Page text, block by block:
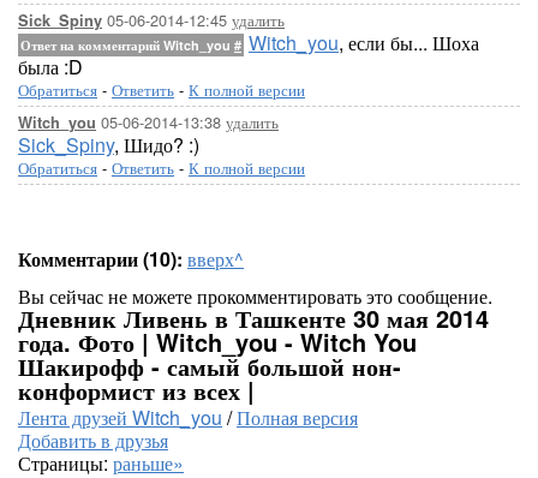
Sick_Spiny 05-06-2014-12:45 удалить
Ответ на комментарий Witch_you # Witch_you, если бы... Шоха
была :D
Обратиться - Ответить - К полной версии
Witch_you 05-06-2014-13:38 удалить
Sick_Spiny, Шидо? :)
Обратиться - Ответить - К полной версии
Комментарии (10): вверх^
Вы сейчас не можете прокомментировать это сообщение.
Дневник Ливень в Ташкенте 30 мая 2014
года. Фото | Witch_you - Witch You
Шакирофф - самый большой нон-
конформист из всех |
Лента друзей Witch_you /Полная версия
Добавить в друзья
Страницы: раньше»